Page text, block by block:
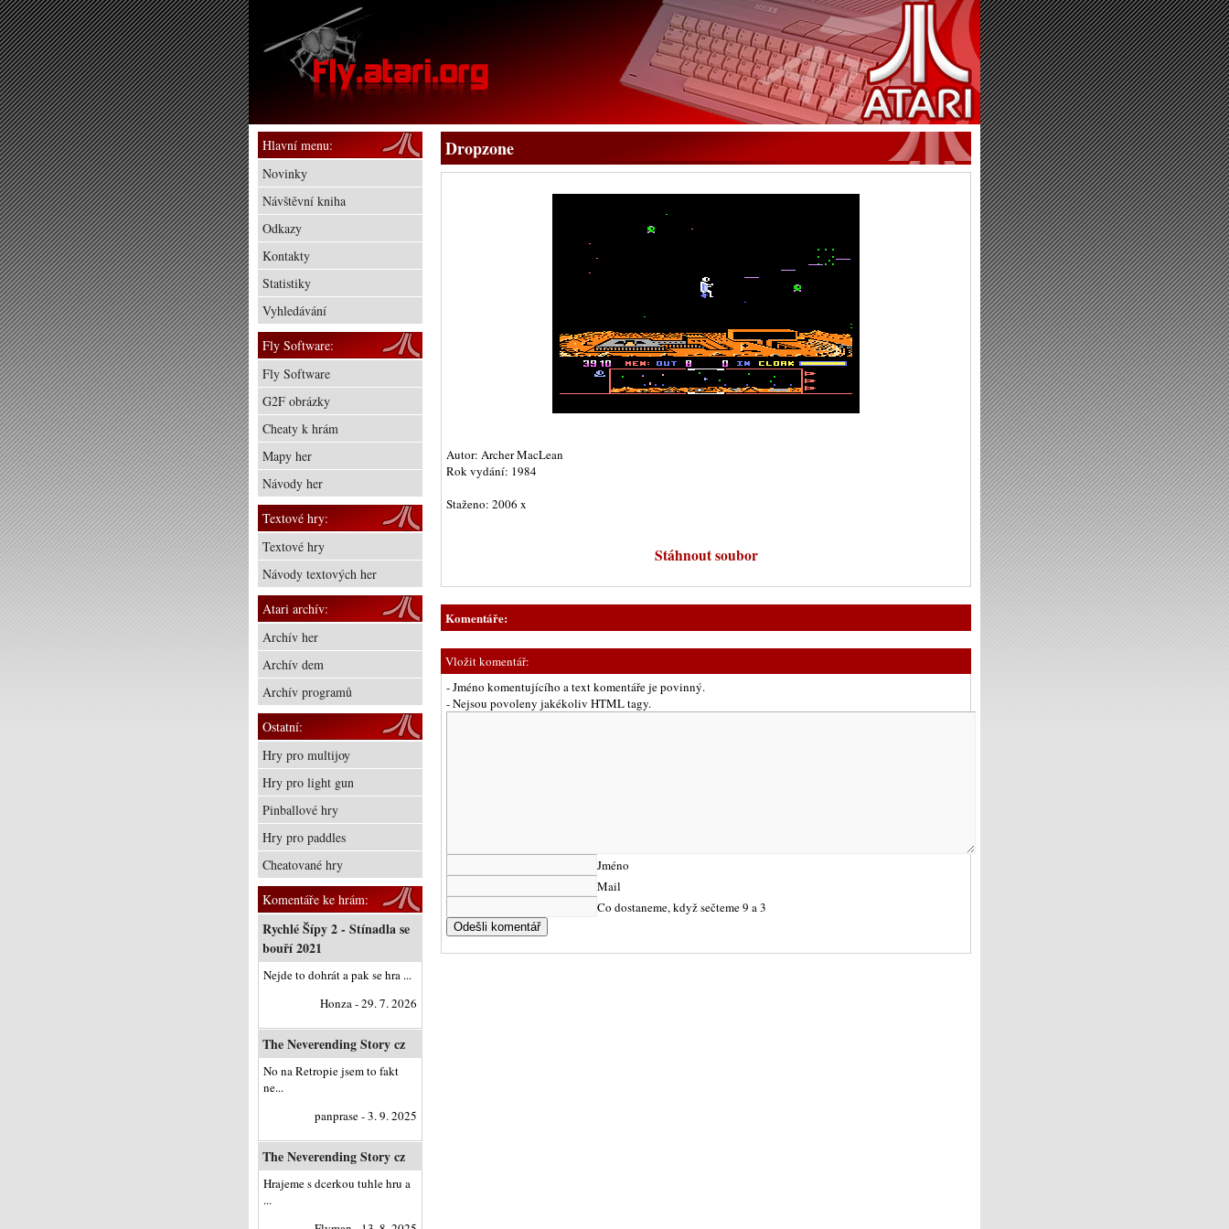
Dropzone
Autor: Archer MacLean
Rok vydání: 1984
Staženo: 2006 x
Stáhnout soubor
Komentáře:
Vložit komentář:
- Jméno komentujícího a text komentáře je povinný.
- Nejsou povoleny jakékoliv HTML tagy.
Jméno
Mail
Co dostaneme, když sečteme 9 a 3
Hlavní menu:
Novinky
Návštěvní kniha
Odkazy
Kontakty
Statistiky
Vyhledávání
Fly Software:
Fly Software
G2F obrázky
Cheaty k hrám
Mapy her
Návody her
Textové hry:
Textové hry
Návody textových her
Atari archív:
Archív her
Archív dem
Archív programů
Ostatní:
Hry pro multijoy
Hry pro light gun
Pinballové hry
Hry pro paddles
Cheatované hry
Komentáře ke hrám:
Rychlé Šípy 2 - Stínadla se
bouří 2021
Nejde to dohrát a pak se hra ...
Honza - 29. 7. 2026
The Neverending Story cz
No na Retropie jsem to fakt
ne...
panprase - 3. 9. 2025
The Neverending Story cz
Hrajeme s dcerkou tuhle hru a
...